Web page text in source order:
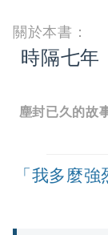
關於本書：
時隔七年
塵封已久的故
「我多麼